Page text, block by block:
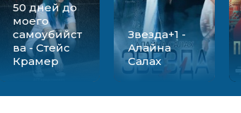
50 дней до
моего
самоубийст
ва - Стейс
Крамер
Звезда+1 -
Алайна
Салах